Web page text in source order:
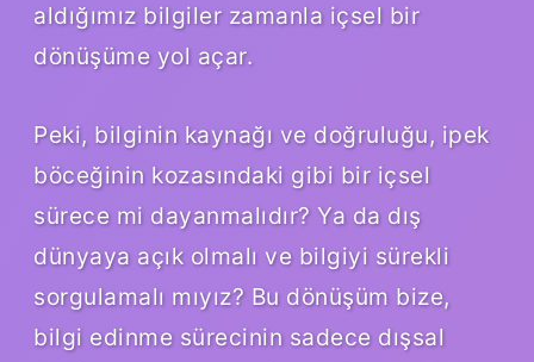
aldığımız bilgiler zamanla içsel bir
dönüşüme yol açar.
Peki, bilginin kaynağı ve doğruluğu, ipek
böceğinin kozasındaki gibi bir içsel
sürece mi dayanmalıdır? Ya da dış
dünyaya açık olmalı ve bilgiyi sürekli
sorgulamalı mıyız? Bu dönüşüm bize,
bilgi edinme sürecinin sadece dışsal